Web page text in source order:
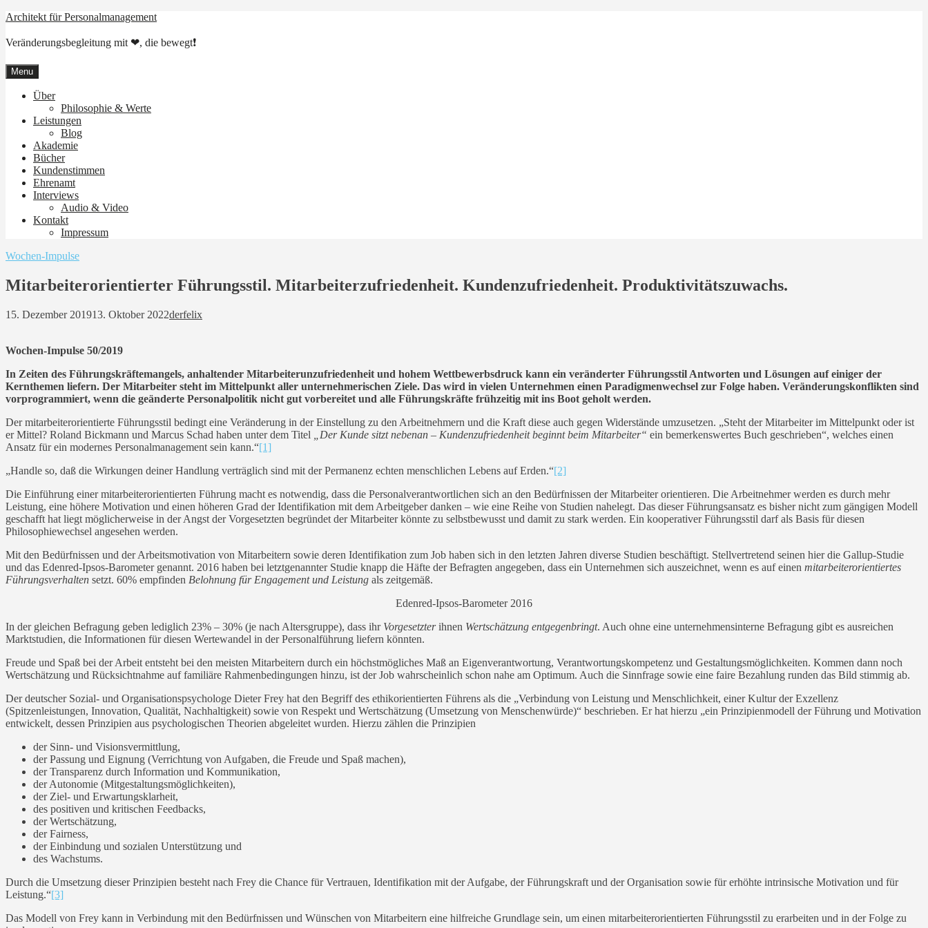
Skip
content
Architekt für Personalmanagement
Veränderungsbegleitung mit ❤, die bewegt❗
Menu
Über
Philosophie & Werte
Leistungen
Blog
Akademie
Bücher
Kundenstimmen
Ehrenamt
Interviews
Audio & Video
Kontakt
Impressum
Wochen-Impulse
Mitarbeiterorientierter Führungsstil. Mitarbeiterzufriedenheit. Kundenzufriedenheit. Produktivitätszuwachs.
15. Dezember 201913. Oktober 2022derfelix
Wochen-Impulse 50/2019
In Zeiten des Führungskräftemangels, anhaltender Mitarbeiterunzufriedenheit und hohem Wettbewerbsdruck kann ein veränderter Führungsstil Antworten und Lösungen auf einiger der
Kernthemen liefern. Der Mitarbeiter steht im Mittelpunkt aller unternehmerischen Ziele. Das wird in vielen Unternehmen einen Paradigmenwechsel zur Folge haben. Veränderungskonflikten sind
vorprogrammiert, wenn die geänderte Personalpolitik nicht gut vorbereitet und alle Führungskräfte frühzeitig mit ins Boot geholt werden.
Der mitarbeiterorientierte Führungsstil bedingt eine Veränderung in der Einstellung zu den Arbeitnehmern und die Kraft diese auch gegen Widerstände umzusetzen. „Steht der Mitarbeiter im Mittelpunkt oder ist
er Mittel? Roland Bickmann und Marcus Schad haben unter dem Titel
„Der Kunde sitzt nebenan – Kundenzufriedenheit beginnt beim Mitarbeiter“ ein bemerkenswertes Buch geschrieben“, welches einen
Ansatz für ein modernes Personalmanagement sein kann.“[1]
„Handle so, daß die Wirkungen deiner Handlung verträglich sind mit der Permanenz echten menschlichen Lebens auf Erden.“[2]
Die Einführung einer mitarbeiterorientierten Führung macht es notwendig, dass die Personalverantwortlichen sich an den Bedürfnissen der Mitarbeiter orientieren. Die Arbeitnehmer werden es durch mehr
Leistung, eine höhere Motivation und einen höheren Grad der Identifikation mit dem Arbeitgeber danken – wie eine Reihe von Studien nahelegt. Das dieser Führungsansatz es bisher nicht zum gängigen Modell
geschafft hat liegt möglicherweise in der Angst der Vorgesetzten begründet der Mitarbeiter könnte zu selbstbewusst und damit zu stark werden. Ein kooperativer Führungsstil darf als Basis für diesen
Philosophiewechsel angesehen werden.
Mit den Bedürfnissen und der Arbeitsmotivation von Mitarbeitern sowie deren Identifikation zum Job haben sich in den letzten Jahren diverse Studien beschäftigt. Stellvertretend seinen hier die Gallup-Studie
und das Edenred-Ipsos-Barometer genannt. 2016 haben bei letztgenannter Studie knapp die Häfte der Befragten angegeben, dass ein Unternehmen sich auszeichnet, wenn es auf einen mitarbeiterorientiertes
Führungsverhalten setzt. 60% empfinden Belohnung für Engagement und Leistung als zeitgemäß.
Edenred-Ipsos-Barometer 2016
In der gleichen Befragung geben lediglich 23% – 30% (je nach Altersgruppe), dass ihr Vorgesetzterihnen Wertschätzung entgegenbringt. Auch ohne eine unternehmensinterne Befragung gibt es ausreichen
Marktstudien, die Informationen für diesen Wertewandel in der Personalführung liefern könnten.
Freude und Spaß bei der Arbeit entsteht bei den meisten Mitarbeitern durch ein höchstmögliches Maß an Eigenverantwortung, Verantwortungskompetenz und Gestaltungsmöglichkeiten. Kommen dann noch
Wertschätzung und Rücksichtnahme auf familiäre Rahmenbedingungen hinzu, ist der Job wahrscheinlich schon nahe am Optimum. Auch die Sinnfrage sowie eine faire Bezahlung runden das Bild stimmig ab.
Der deutscher Sozial- und Organisationspsychologe Dieter Frey hat den Begriff des ethikorientierten Führens als die „Verbindung von Leistung und Menschlichkeit, einer Kultur der Exzellenz
(Spitzenleistungen, Innovation, Qualität, Nachhaltigkeit) sowie von Respekt und Wertschätzung (Umsetzung von Menschenwürde)“ beschrieben. Er hat hierzu „ein Prinzipienmodell der Führung und Motivation
entwickelt, dessen Prinzipien aus psychologischen Theorien abgeleitet wurden. Hierzu zählen die Prinzipien
der Sinn- und Visionsvermittlung,
der Passung und Eignung (Verrichtung von Aufgaben, die Freude und Spaß machen),
der Transparenz durch Information und Kommunikation,
der Autonomie (Mitgestaltungsmöglichkeiten),
der Ziel- und Erwartungsklarheit,
des positiven und kritischen Feedbacks,
der Wertschätzung,
der Fairness,
der Einbindung und sozialen Unterstützung und
des Wachstums.
Durch die Umsetzung dieser Prinzipien besteht nach Frey die Chance für Vertrauen, Identifikation mit der Aufgabe, der Führungskraft und der Organisation sowie für erhöhte intrinsische Motivation und für
Leistung.“[3]
Das Modell von Frey kann in Verbindung mit den Bedürfnissen und Wünschen von Mitarbeitern eine hilfreiche Grundlage sein, um einen mitarbeiterorientierten Führungsstil zu erarbeiten und in der Folge zu